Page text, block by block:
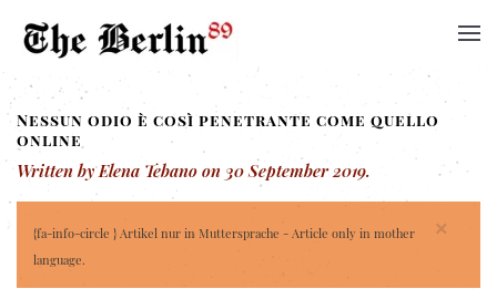
Nessun odio è così penetrante come quello
online
Written by Elena Tebano on 30 September 2019.
×
{fa-info-circle } Artikel nur in Muttersprache - Article only in mother
language.